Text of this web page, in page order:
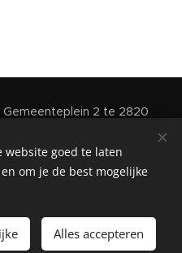
de winkelwagen
Gemeenteplein 2 te 2820
website goed te laten
om je de best mogelijke
Alles accepteren